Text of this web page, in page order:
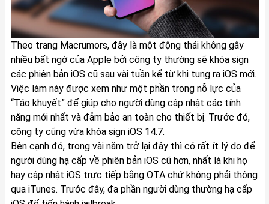
Theo trang Macrumors, đây là một động thái không gây
nhiều bất ngờ của Apple bởi công ty thường sẽ khóa sign
các phiên bản iOS cũ sau vài tuần kể từ khi tung ra iOS mới.
Việc làm này được xem như một phần trong nỗ lực của
“Táo khuyết” để giúp cho người dùng cập nhật các tính
năng mới nhất và đảm bảo an toàn cho thiết bị. Trước đó,
công ty cũng vừa khóa sign iOS 14.7.
Bên cạnh đó, trong vài năm trở lại đây thì có rất ít lý do để
người dùng hạ cấp về phiên bản iOS cũ hơn, nhất là khi họ
hay cập nhật iOS trực tiếp bằng OTA chứ không phải thông
qua iTunes. Trước đây, đa phần người dùng thường hạ cấp